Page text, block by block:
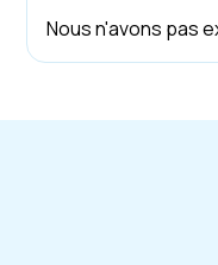
Nous n'avons pas